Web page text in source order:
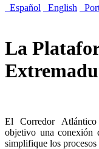
Español
English
La
El Corredor
objetivo una conexión
simplifique los procesos